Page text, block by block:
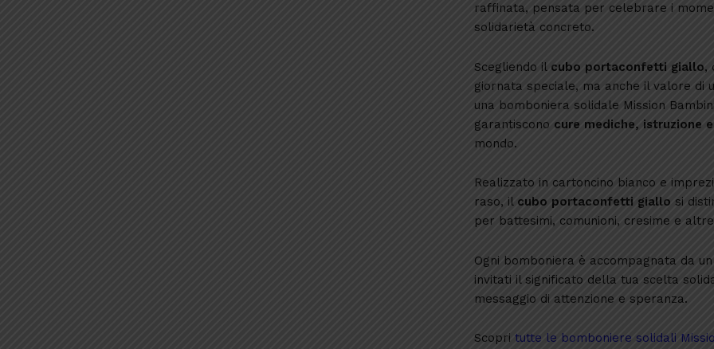
raffinata, pensata per celebrare i
solidarietà concreto.
Scegliendo il cubo portaconfetti giallo,
giornata speciale, ma anche il valore di
una bomboniera solidale Mission
garantiscono cure mediche, istruzione
mondo.
Realizzato in cartoncino bianco e
raso, il cubo portaconfetti giallo si
per battesimi, comunioni, cresime e
Ogni bomboniera è accompagnata da
invitati il significato della tua scelta
messaggio di attenzione e speranza.
Scopritutte le bomboniere solidali